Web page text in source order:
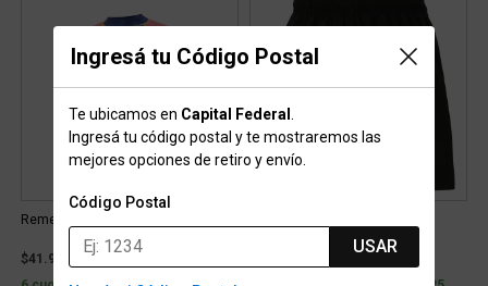
Ingresá tu Código Postal
Te ubicamos en Capital Federal
Ingresá tu código postal y te mostraremos las
mejores opciones de retiro y envío.
Código Postal
USAR
Remera Speed Wild Camaleon Niño
$41.999